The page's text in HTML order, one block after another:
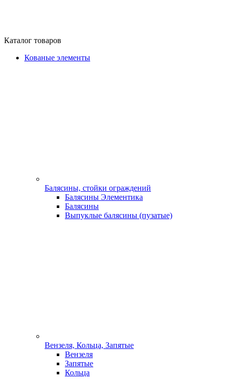
Каталог товаров
Кованые элементы
Балясины, стойки ограждений
Балясины Элементика
Балясины
Выпуклые балясины (пузатые)
Вензеля, Кольца, Запятые
Вензеля
Запятые
Кольца